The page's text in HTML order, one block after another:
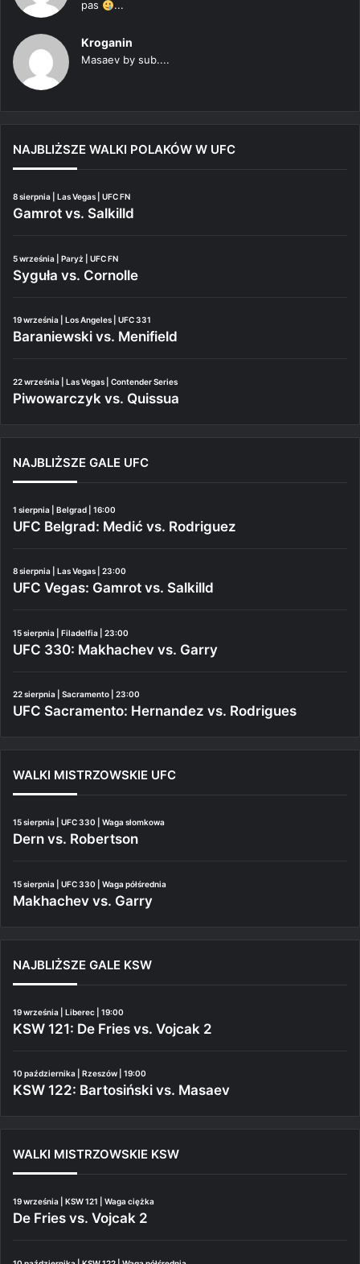
pas
...
Kroganin
Masaev by sub....
NAJBLIŻSZE WALKI POLAKÓW W UFC
8 sierpnia | Las Vegas | UFC FN
Gamrot vs. Salkilld
5 września | Paryż | UFC FN
Syguła vs. Cornolle
19 września | Los Angeles | UFC 331
Baraniewski vs. Menifield
22 września | Las Vegas | Contender Series
Piwowarczyk vs. Quissua
NAJBLIŻSZE GALE UFC
1 sierpnia | Belgrad | 16:00
UFC Belgrad: Medić vs. Rodriguez
8 sierpnia | Las Vegas | 23:00
UFC Vegas: Gamrot vs. Salkilld
15 sierpnia | Filadelfia | 23:00
UFC 330: Makhachev vs. Garry
22 sierpnia | Sacramento | 23:00
UFC Sacramento: Hernandez vs. Rodrigues
WALKI MISTRZOWSKIE UFC
15 sierpnia | UFC 330 | Waga słomkowa
Dern vs. Robertson
15 sierpnia | UFC 330 | Waga półśrednia
Makhachev vs. Garry
NAJBLIŻSZE GALE KSW
19 września | Liberec | 19:00
KSW 121: De Fries vs. Vojcak 2
10 października | Rzeszów | 19:00
KSW 122: Bartosiński vs. Masaev
WALKI MISTRZOWSKIE KSW
19 września | KSW 121 | Waga ciężka
De Fries vs. Vojcak 2